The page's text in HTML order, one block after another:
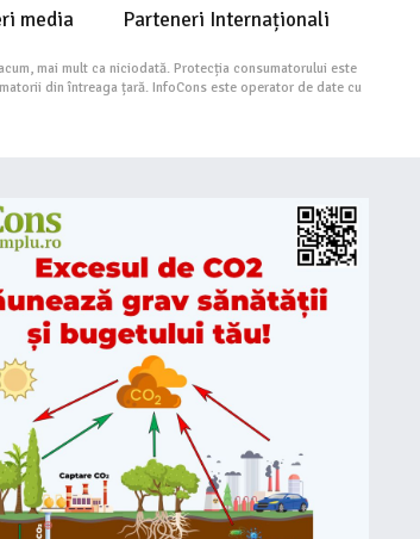
media Parteneri Internaționali
mai mult ca niciodată. Protecția consumatorului este
din întreaga țară. InfoCons este operator de date cu